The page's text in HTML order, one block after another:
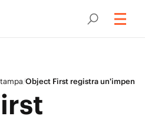
/Object First registra